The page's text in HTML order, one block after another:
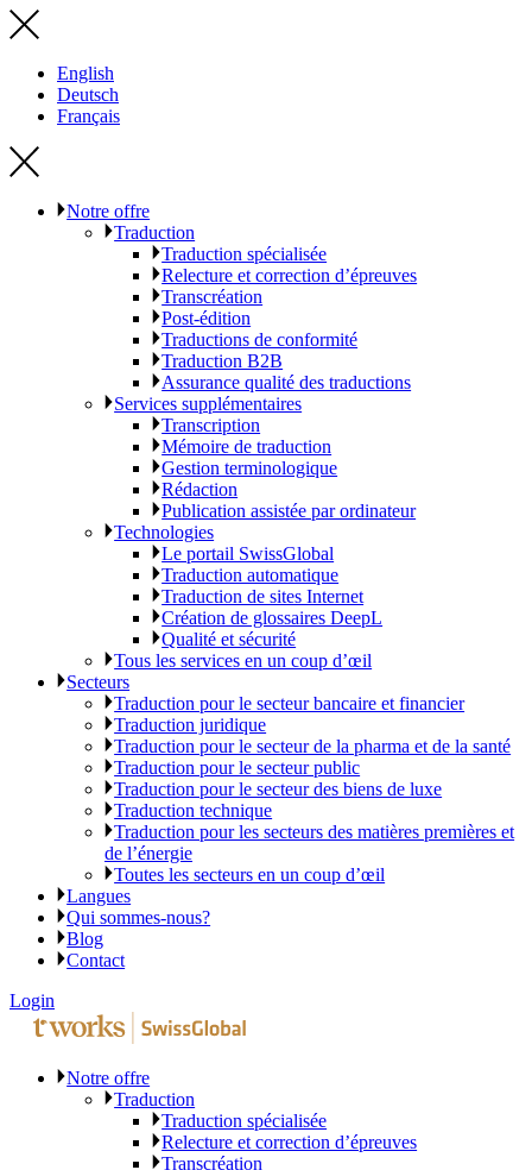
English
Deutsch
Français
Notre offre
Traduction
Traduction spécialisée
Relecture et correction d’épreuves
Transcréation
Post-édition
Traductions de conformité
Traduction B2B
Assurance qualité des traductions
Services supplémentaires
Transcription
Mémoire de traduction
Gestion terminologique
Rédaction
Publication assistée par ordinateur
Technologies
Le portail SwissGlobal
Traduction automatique
Traduction de sites Internet
Création de glossaires DeepL
Qualité et sécurité
Tous les services en un coup d’œil
Secteurs
Traduction pour le secteur bancaire et financier
Traduction juridique
Traduction pour le secteur de la pharma et de la santé
Traduction pour le secteur public
Traduction pour le secteur des biens de luxe
Traduction technique
Traduction pour les secteurs des matières premières et
de l’énergie
Toutes les secteurs en un coup d’œil
Langues
Qui sommes-nous?
Blog
Contact
Login
Notre offre
Traduction
Traduction spécialisée
Relecture et correction d’épreuves
Transcréation